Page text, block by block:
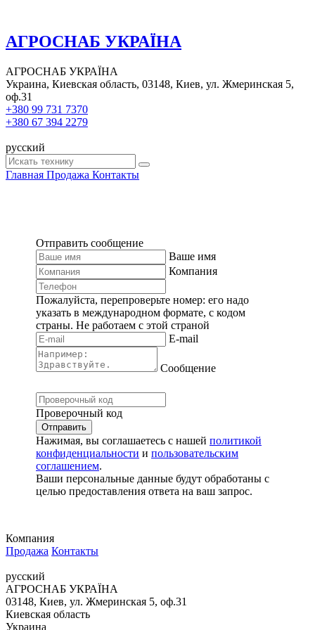
АГРОСНАБ УКРАЇНА
АГРОСНАБ УКРАЇНА
Украина, Киевская область, 03148, Киев, ул. Жмеринская 5,
оф.31
+380 99 731 7370
+380 67 394 2279
русский
Главная Продажа Контакты
Отправить сообщение
Ваше имя
Компания
Пожалуйста, перепроверьте номер: его надо
указать в международном формате, с кодом
страны. Не работаем с этой страной
E-mail
Сообщение
Проверочный код
Нажимая, вы соглашаетесь с нашей политикой
конфиденциальности и пользовательским
соглашением.
Ваши персональные данные будут обработаны с
целью предоставления ответа на ваш запрос.
Компания
Продажа Контакты
русский
АГРОСНАБ УКРАЇНА
03148, Киев, ул. Жмеринская 5, оф.31
Киевская область
Украина